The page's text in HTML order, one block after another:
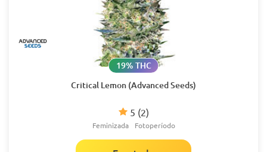
Critical Lemon (Advanced Seeds)
5 (2)
19% THC
Feminizada Fotoperíodo